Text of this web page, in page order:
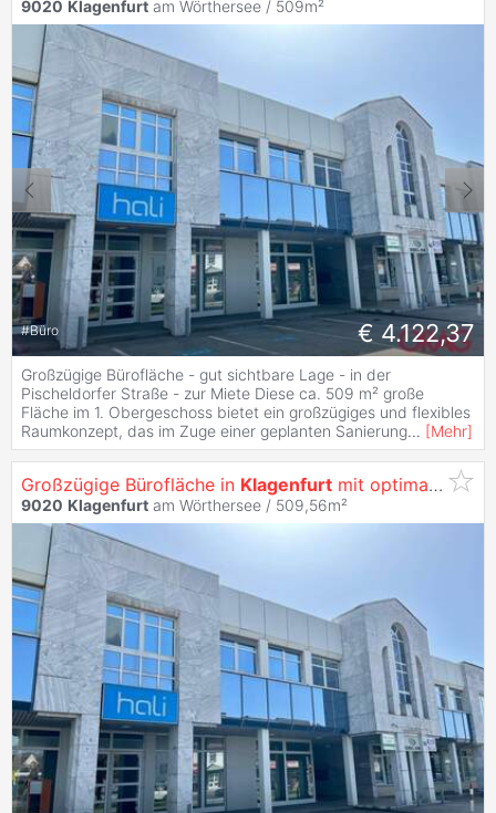
9020 Klagenfurt am Wörthersee / 509m²
#Büro € 4.122,37
Großzügige Bürofläche - gut sichtbare Lage - in der
Pischeldorfer Straße - zur Miete Diese ca. 509 m² große
Fläche im 1. Obergeschoss bietet ein großzügiges und flexibles
Raumkonzept, das im Zuge einer geplanten Sanierung... [Mehr]
Großzügige Bürofläche in Klagenfurt mit optimaler Werbewirksamkeit -
9020 Klagenfurt am Wörthersee / 509,56m²